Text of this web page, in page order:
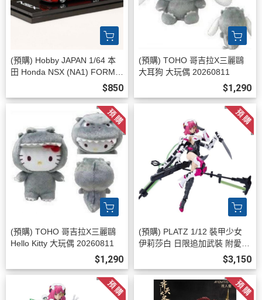
(預購) Hobby JAPAN 1/64 本
田 Honda NSX (NA1) FORMU
LA RED HJ646006R 2026081
$850
(預購) TOHO 哥吉拉X三麗鷗
大耳狗 大玩偶 20260811
$1,290
(預購) TOHO 哥吉拉X三麗鷗
Hello Kitty 大玩偶 20260811
$1,290
(預購) PLATZ 1/12 裝甲少女
伊莉莎白 日限追加武裝 附愛之
鏈錘 MEM-1SP3 組裝模型 202
$3,150